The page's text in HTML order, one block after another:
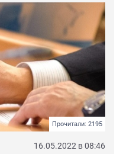
Прочитали: 2195
16.05.2022 в 08:46